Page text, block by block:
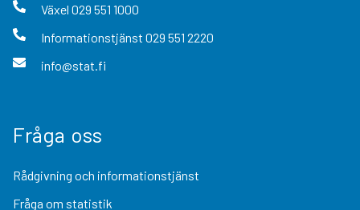
Växel 029 551 1000
Informationstjänst 029 551 2220
info@stat.fi
Fråga oss
Rådgivning och informationstjänst
Fråga om statistik